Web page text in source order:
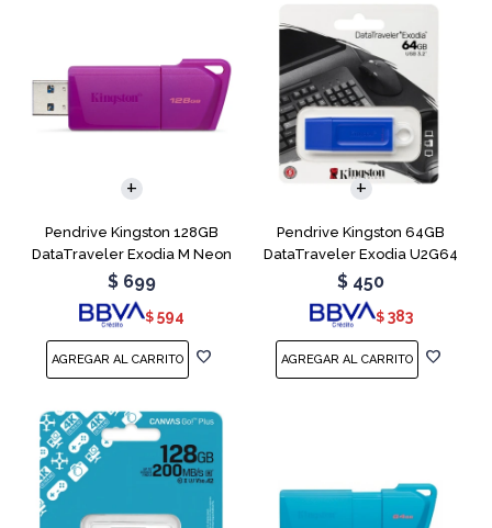
Pendrive Kingston 128GB
DataTraveler Exodia M Neon
Purple
$ 699
$ 594
Pendrive Kingston 64GB
DataTraveler Exodia U2G64
Blue
$ 450
$ 383